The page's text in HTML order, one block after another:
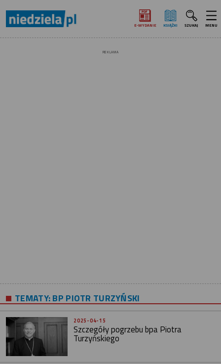
E‑WYDANIE KSIĄŻKI SZUKAJ MENU
REKLAMA
TEMATY:BP PIOTR TURZYŃSKI
2025-04-15
Szczegóły pogrzebu bpa Piotra
Turzyńskiego